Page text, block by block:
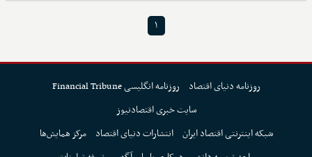
۱
روزنامه دنیای اقتصاد
روزنامه انگلیسی Financial Tribune
سایت خبری اقتصادنیوز
شبکه اینترنتی اقتصاد ایران انتشارات دنیای اقتصاد
مرکز همایش‌ها